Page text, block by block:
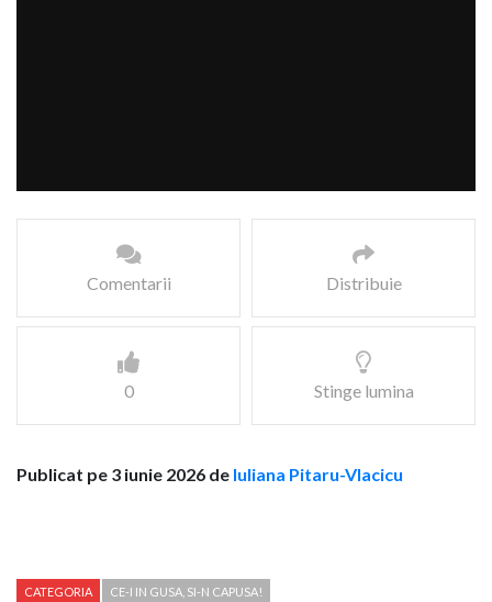
Comentarii Distribuie
0 Stinge lumina
Publicat pe 3 iunie 2026 de Iuliana Pitaru-Vlacicu
CATEGORIA CE-I IN GUSA, SI-N CAPUSA!